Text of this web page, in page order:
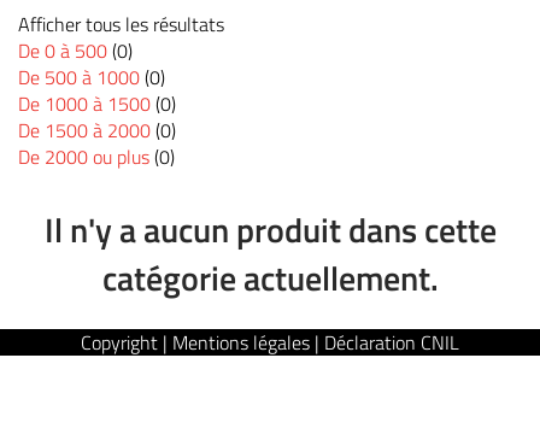
Afficher tous les résultats
De 0 à 500(0)
De 500 à 1000(0)
De 1000 à 1500(0)
De 1500 à 2000(0)
De 2000 ou plus(0)
Il n'y a aucun produit dans cette
catégorie actuellement.
Copyright | Mentions légales | Déclaration CNIL